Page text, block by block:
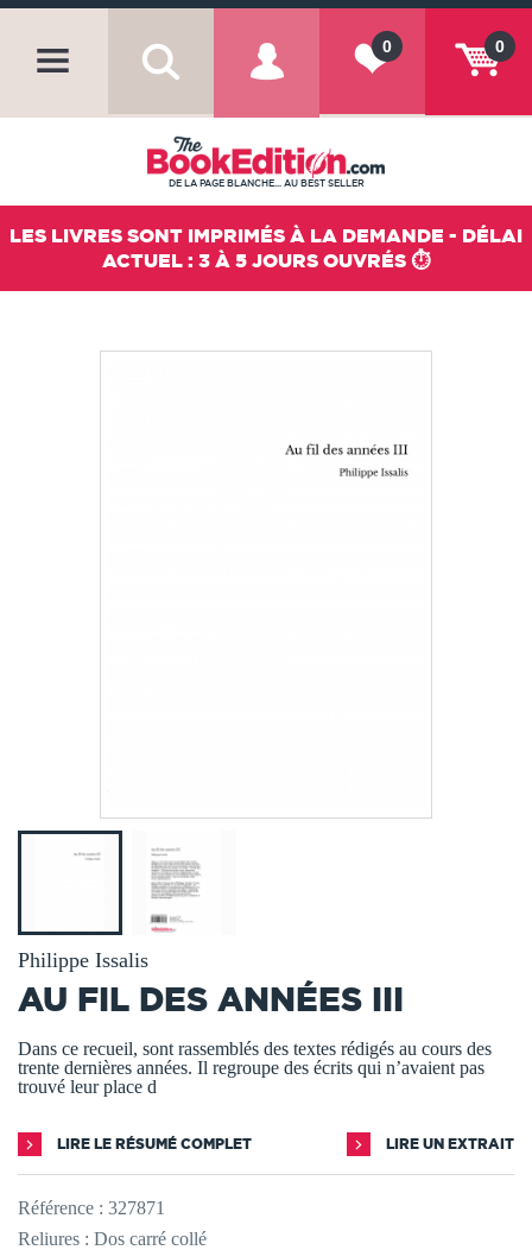
0
0
DE LA PAGE BLANCHE... AU BEST SELLER
LES LIVRES SONT IMPRIMÉS À LA DEMANDE - DÉLAI
ACTUEL : 3 À 5 JOURS OUVRÉS ⏱️
Philippe Issalis
AU FIL DES ANNÉES III
Dans ce recueil, sont rassemblés des textes rédigés au cours des
trente dernières années. Il regroupe des écrits qui n’avaient pas
trouvé leur place d
LIRE LE RÉSUMÉ COMPLET LIRE UN EXTRAIT
Référence : 327871
Reliures : Dos carré collé